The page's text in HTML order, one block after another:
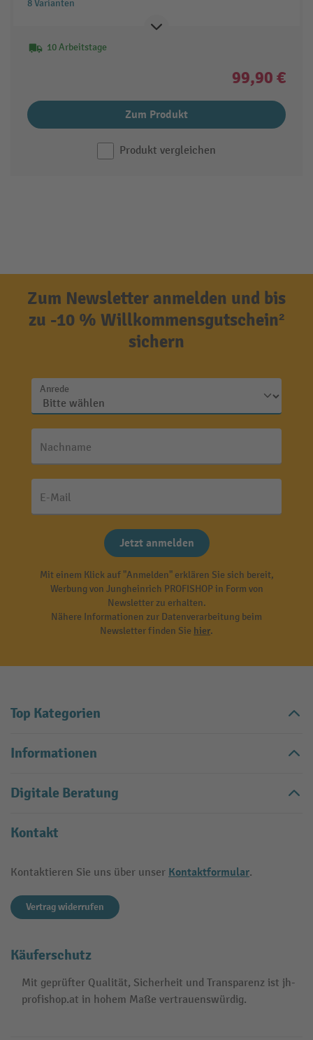
8 Varianten
10 Arbeitstage
99,90 €
Zum Produkt
Produkt vergleichen
Zum Newsletter anmelden und bis
zu -10 % Willkommensgutschein²
sichern
Anrede
Nachname
E-Mail
Jetzt anmelden
Mit einem Klick auf "Anmelden" erklären Sie sich bereit,
Werbung von Jungheinrich PROFISHOP in Form von
Newsletter zu erhalten.
Nähere Informationen zur Datenverarbeitung beim
Newsletter finden Sie hier.
Top Kategorien
Informationen
Digitale Beratung
Kontakt
Kontaktieren Sie uns über unser Kontaktformular.
Vertrag widerrufen
Käuferschutz
Mit geprüfter Qualität, Sicherheit und Transparenz ist jh-
profishop.at in hohem Maße vertrauenswürdig.